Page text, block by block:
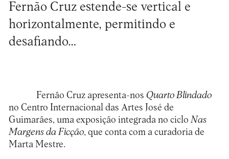
Fernão Cruz estende-se vertical e
horizontalmente, permitindo e
desafiando…
Fernão Cruz apresenta-nos Quarto Blindado
no Centro Internacional das Artes José de
Guimarães, uma exposição integrada no cicloNas
Margens da Ficção, que conta com a curadoria de
Marta Mestre.